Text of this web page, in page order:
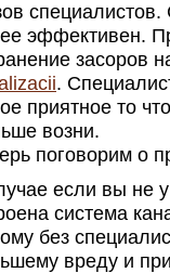
эффективен.
засоров
.
приятное то
возни.
поговорим о
если вы не
система
без
вреду и